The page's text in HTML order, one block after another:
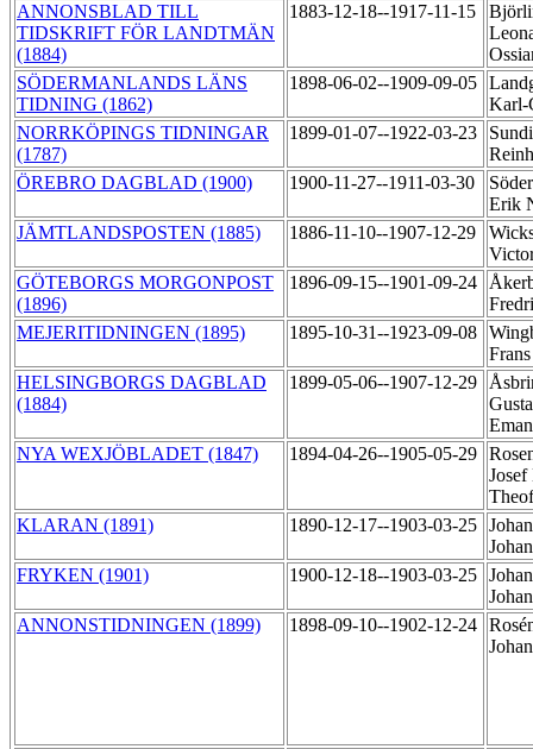
ANNONSBLAD TILL
TIDSKRIFT FÖR LANDTMÄN
(1884)
1883-12-18--1917-11-15
SÖDERMANLANDS LÄNS
TIDNING (1862)
1898-06-02--1909-09-05
Karl-
NORRKÖPINGS TIDNINGAR
(1787)
1899-01-07--1922-03-23
ÖREBRO DAGBLAD (1900)
1900-11-27--1911-03-30
Erik
JÄMTLANDSPOSTEN (1885)
1886-11-10--1907-12-29
GÖTEBORGS MORGONPOST
(1896)
1896-09-15--1901-09-24
MEJERITIDNINGEN (1895)
1895-10-31--1923-09-08
HELSINGBORGS DAGBLAD
(1884)
1899-05-06--1907-12-29
NYA WEXJÖBLADET (1847)
1894-04-26--1905-05-29
KLARAN (1891)
1890-12-17--1903-03-25
FRYKEN (1901)
1900-12-18--1903-03-25
ANNONSTIDNINGEN (1899)
1898-09-10--1902-12-24